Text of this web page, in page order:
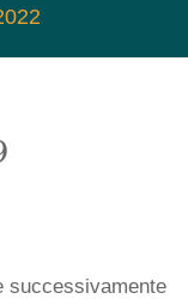
successivamente